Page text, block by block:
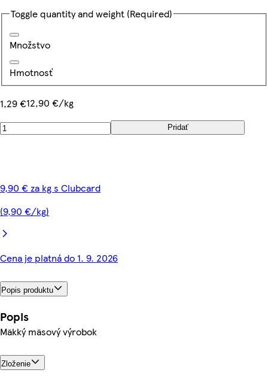
Toggle quantity and weight (Required)
Množstvo
Hmotnosť
1,29 €12,90 €/kg
Pridať
9,90 € za kg s Clubcard
(9,90 €/kg)
Cena je platná do 1. 9. 2026
Popis produktu
Popis
Mäkký mäsový výrobok
Zloženie